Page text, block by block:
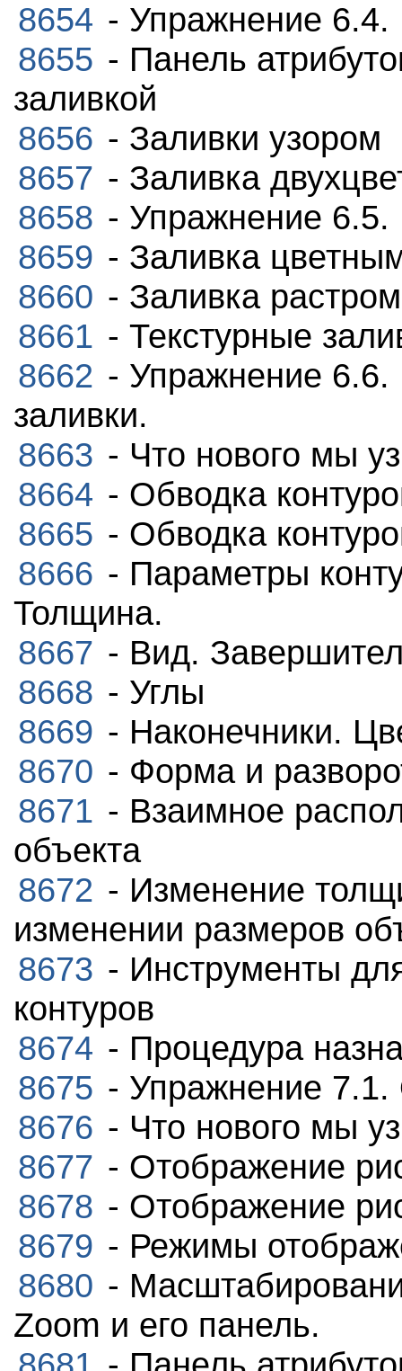
8654 - Упражнение 6.4.
8655 - Панель
заливкой
8656 - Заливки узором
8657 - Заливка
8658 - Упражнение 6.5.
8659 - Заливка
8660 - Заливка
8661 - Текстурные
8662 - Упражнение 6.6.
заливки.
8663 - Что нового мы
8664 - Обводка
8665 - Обводка
8666 - Параметры
Толщина.
8667 - Вид.
8668 - Углы
8669 - Наконечники.
8670 - Форма и
8671 - Взаимное
объекта
8672 - Изменение
изменении размеров
8673 - Инструменты
контуров
8674 - Процедура
8675 - Упражнение 7.1.
8676 - Что нового мы
8677 - Отображение
8678 - Отображение
8679 - Режимы
8680 -
Zoom и его панель.